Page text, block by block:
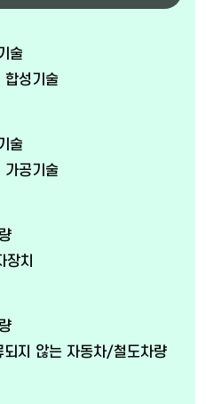
술
성기술
술
공기술
치
지 않는 자동차/철도차량